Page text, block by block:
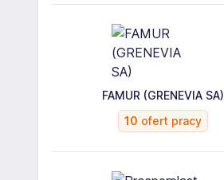
FAMUR (GRENEVIA SA)
10 ofert pracy